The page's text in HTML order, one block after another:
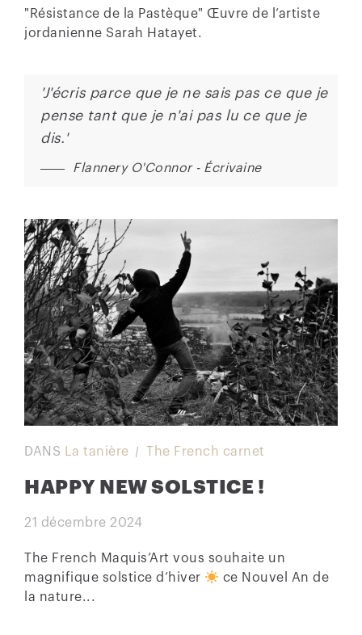
"Résistance de la Pastèque" Œuvre de l’artiste
jordanienne Sarah Hatayet.
'J'écris parce que je ne sais pas ce que je
pense tant que je n'ai pas lu ce que je
dis.'
Flannery O'Connor - Écrivaine
DANS La tanière The French carnet
HAPPY NEW SOLSTICE !
21 décembre 2024
The French Maquis’Art vous souhaite un
magnifique solstice d’hiver
ce Nouvel An de
la nature...